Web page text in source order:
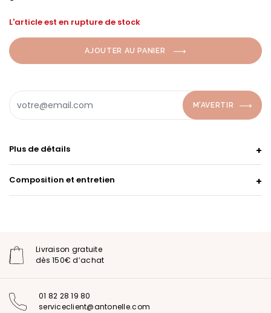
L'article est en rupture de stock
AJOUTER AU PANIER
M'AVERTIR
Plus de détails
Composition et entretien
Livraison gratuite
dès 150€ d’achat
01 82 28 19 80
serviceclient@antonelle.com